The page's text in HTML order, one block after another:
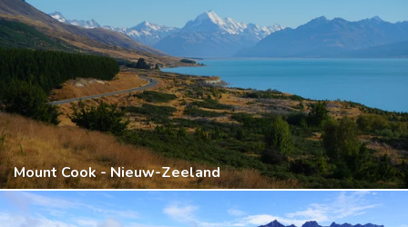
Mount Cook - Nieuw-Zeeland